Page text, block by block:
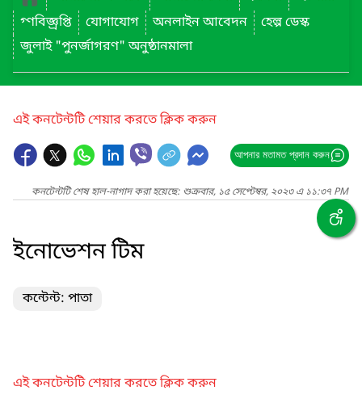
গ্ণবিজ্ঞ্রপ্তি
যোগাযোগ অনলাইন আবেদন
হেল্প ডেস্ক
জুলাই "পুনর্জাগরণ" অনুষ্ঠানমালা
এই কনটেন্টটি শেয়ার করতে ক্লিক করুন
আপনার মতামত প্রদান করুন
কনটেন্টটি শেষ হাল-নাগাদ করা হয়েছে: শুক্রবার, ১৫ সেপ্টেম্বর, ২০২৩ এ ১১:৩৭ PM
ইনোভেশন টিম
কন্টেন্ট: পাতা
এই কনটেন্টটি শেয়ার করতে ক্লিক করুন